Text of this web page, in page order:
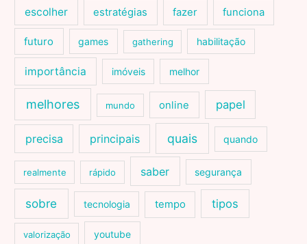
escolher estratégias fazer funciona
futuro games gathering habilitação
importância imóveis melhor
melhores mundo online papel
precisa principais quais quando
realmente rápido saber segurança
sobre tecnologia tempo tipos
valorização youtube